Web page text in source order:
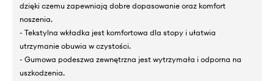
dzięki czemu zapewniają dobre dopasowanie oraz komfort
noszenia.
- Tekstylna wkładka jest komfortowa dla stopy i ułatwia
utrzymanie obuwia w czystości.
- Gumowa podeszwa zewnętrzna jest wytrzymała i odporna na
uszkodzenia.